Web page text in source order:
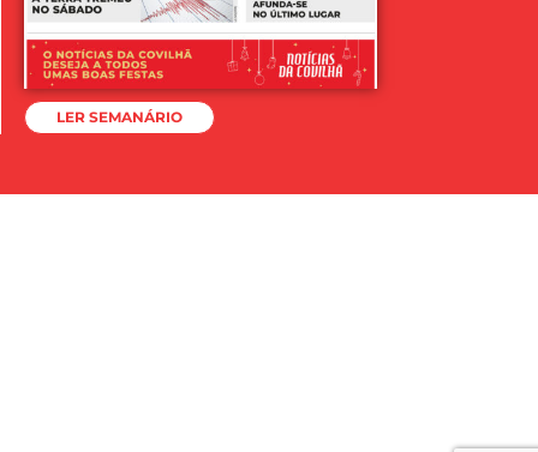
LER SEMANÁRIO